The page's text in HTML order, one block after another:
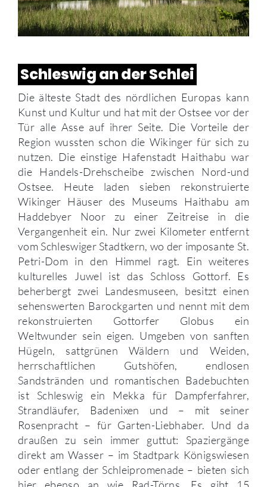
Schleswig an der Schlei
Die älteste Stadt des nördlichen Europas kann
Kunst und Kultur und hat mit der Ostsee vor der
Tür alle Asse auf ihrer Seite. Die Vorteile der
Region wussten schon die Wikinger für sich zu
nutzen. Die einstige Hafenstadt Haithabu war
die Handels-Drehscheibe zwischen Nord-und
Ostsee. Heute laden sieben rekonstruierte
Wikinger Häuser des Museums Haithabu am
Haddebyer Noor zu einer Zeitreise in die
Vergangenheit ein. Nur zwei Kilometer entfernt
vom Schleswiger Stadtkern, wo der imposante St.
Petri-Dom in den Himmel ragt. Ein weiteres
kulturelles Juwel ist das Schloss Gottorf. Es
beherbergt zwei Landesmuseen, besitzt einen
sehenswerten Barockgarten und nennt mit dem
rekonstruierten Gottorfer Globus ein
Weltwunder sein eigen. Umgeben von sanften
Hügeln, sattgrünen Wäldern und Weiden,
herrschaftlichen Gutshöfen, endlosen
Sandstränden und romantischen Badebuchten
ist Schleswig ein Mekka für Dampferfahrer,
Strandläufer, Badenixen und – mit seiner
Rosenpracht – für Garten-Liebhaber. Und da
draußen zu sein immer guttut: Spaziergänge
direkt am Wasser – im Stadtpark Königswiesen
oder entlang der Schleipromenade – bieten sich